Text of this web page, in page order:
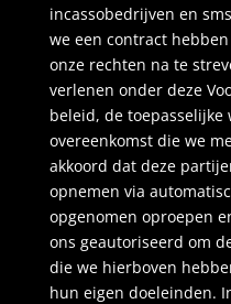
incassobedrijven en
we een contract
onze rechten na te
verlenen onder deze
beleid, de toepasselijke
overeenkomst die we
akkoord dat deze
opnemen via
opgenomen oproepen
ons geautoriseerd om
die we hierboven
hun eigen doeleinden.